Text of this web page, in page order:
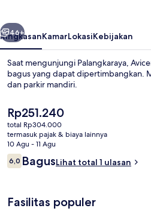
Berikutnya
46+
RingkasanKamarLokasiKebijakan
Saat mengunjungi Palangkaraya,
bagus yang dapat dipertimbangkan.
dan parkir mandiri.
Harga
saat
ini
Rp251.240
Rp251.240
total Rp304.000
termasuk pajak & biaya lainnya
10 Agu - 11 Agu
Ulasan
6,06,0 dari 10
BagusLihat total 1 ulasan
Fasilitas populer